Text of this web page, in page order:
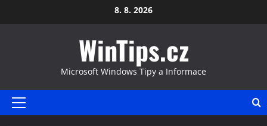
to
8. 8. 2026
WinTips.cz
Microsoft Windows Tipy a Informace
Primary